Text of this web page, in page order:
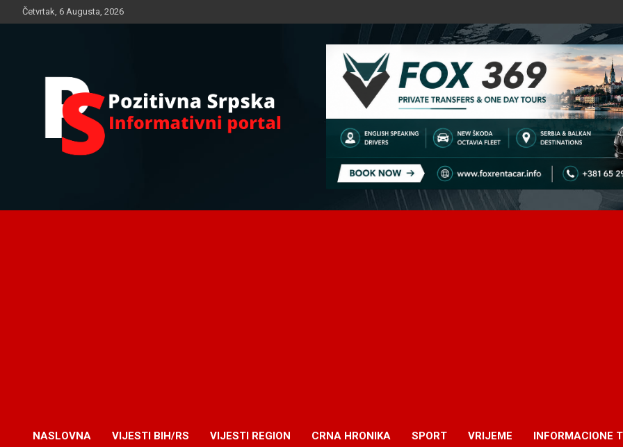
to
Četvrtak, 6 Augusta, 2026
NASLOVNA VIJESTI BIH/RS VIJESTI REGION CRNA HRONIKA SPORT VRIJEME INFORMACIONE